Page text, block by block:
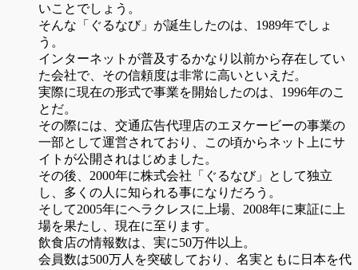
いことでしょう。
そんな「ぐるなび」が誕生したのは、1989年でしょ
う。
インターネットが普及するかなり以前から存在してい
た会社で、その信頼度は非常に高いといえだ。
実際に現在の形式で事業を開始したのは、1996年のこ
とだ。
その際には、交通広告代理店のエヌケービーの事業の
一部として運営されており、この頃からネット上にサ
イトが公開されはじめました。
その後、2000年に株式会社「ぐるなび」として独立
し、多くの人に知られる事になりだろう。
そして2005年にヘラクレスに上場、2008年に東証に上
場を果たし、現在に至ります。
飲食店の情報数は、実に50万件以上。
会員数は500万人を突破しており、名実ともに日本を代